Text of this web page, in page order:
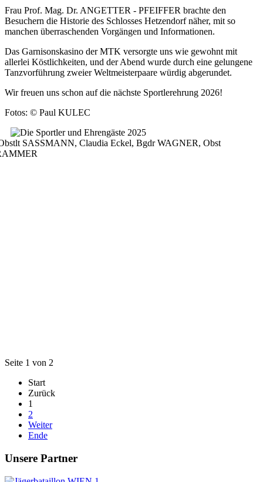
Frau Prof. Mag. Dr. ANGETTER - PFEIFFER brachte den
Besuchern die Historie des Schlosses Hetzendorf näher, mit so
manchen überraschenden Vorgängen und Informationen.
Das Garnisonskasino der MTK versorgte uns wie gewohnt mit
allerlei Köstlichkeiten, und der Abend wurde durch eine gelungene
Tanzvorführung zweier Weltmeisterpaare würdig abgerundet.
Wir freuen uns schon auf die nächste Sportlerehrung 2026!
Fotos: © Paul KULEC
Seite 1 von 2
Start
Zurück
1
2
Weiter
Ende
Unsere Partner